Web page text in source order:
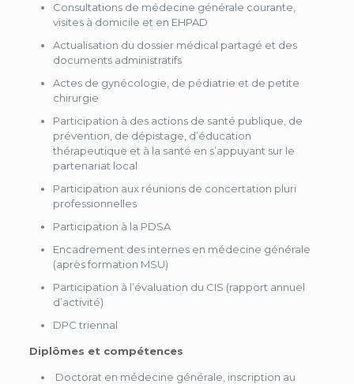
Consultations de médecine générale courante,
visites à domicile et en EHPAD
Actualisation du dossier médical partagé et des
documents administratifs
Actes de gynécologie, de pédiatrie et de petite
chirurgie
Participation à des actions de santé publique, de
prévention, de dépistage, d’éducation
thérapeutique et à la santé en s’appuyant sur le
partenariat local
Participation aux réunions de concertation pluri
professionnelles
Participation à la PDSA
Encadrement des internes en médecine générale
(après formation MSU)
Participation à l’évaluation du CIS (rapport annuel
d’activité)
DPC triennal
Diplômes et compétences
Doctorat en médecine générale, inscription au